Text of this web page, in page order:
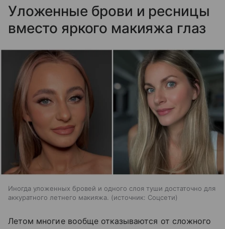
Уложенные брови и ресницы
вместо яркого макияжа глаз
Иногда уложенных бровей и одного слоя туши достаточно для
аккуратного летнего макияжа.
источник: Соцсети
Летом многие вообще отказываются от сложного